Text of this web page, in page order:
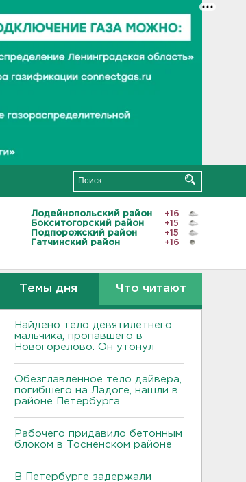
Лодейнопольский район
+16
Бокситогорский район
+15
Подпорожский район
+15
Гатчинский район
+16
Темы дня Что читают
Найдено тело девятилетнего
мальчика, пропавшего в
Новогорелово. Он утонул
Обезглавленное тело дайвера,
погибшего на Ладоге, нашли в
районе Петербурга
Рабочего придавило бетонным
блоком в Тосненском районе
В Петербурге задержали